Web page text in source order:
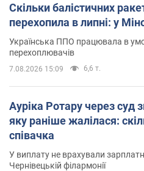
Скільки балістичних
перехопила в липні: у
Українська ППО працювала в
перехоплювачів
7.08.2026 15:09 6,6 т.
Ауріка Ротару через суд
яку раніше жалілася:
співачка
У виплату не врахували
Чернівецькій філармонії